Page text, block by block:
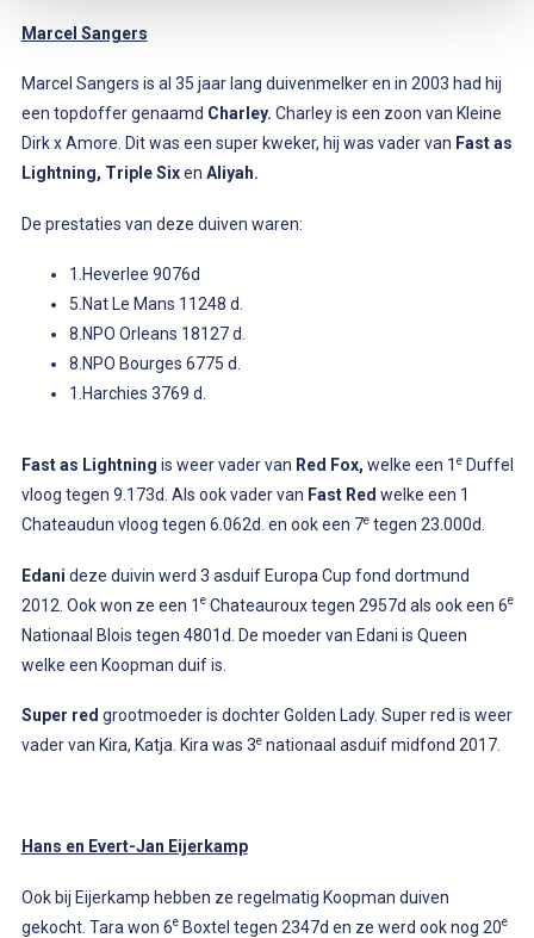
Marcel Sangers
Marcel Sangers is al 35 jaar lang duivenmelker en in 2003 had hij
een topdoffer genaamd Charley. Charley is een zoon van Kleine
Dirk x Amore. Dit was een super kweker, hij was vader van Fast as
Lightning, Triple Sixen Aliyah.
De prestaties van deze duiven waren:
1.Heverlee 9076d
5.Nat Le Mans 11248 d.
8.NPO Orleans 18127 d.
8.NPO Bourges 6775 d.
1.Harchies 3769 d.
Fast as Lightning is weer vader van Red Fox, welke een 1 eDuffel
vloog tegen 9.173d. Als ook vader van Fast Red welke een 1
Chateaudun vloog tegen 6.062d. en ook een 7etegen 23.000d.
Edani deze duivin werd 3 asduif Europa Cup fond dortmund
2012. Ook won ze een 1 eChateauroux tegen 2957d als ook een 6e
Nationaal Blois tegen 4801d. De moeder van Edani is Queen
welke een Koopman duif is.
Super red grootmoeder is dochter Golden Lady. Super red is weer
vader van Kira, Katja. Kira was 3enationaal asduif midfond 2017.
Hans en Evert-Jan Eijerkamp
Ook bij Eijerkamp hebben ze regelmatig Koopman duiven
gekocht. Tara won 6eBoxtel tegen 2347d en ze werd ook nog 20e